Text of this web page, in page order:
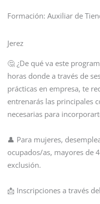
Formación: Auxiliar de
Jerez
🤔 ¿De qué va este
horas donde a través de
prácticas en empresa, te
entrenarás las principales
necesarias para
👤 Para mujeres,
ocupados/as, mayores de
exclusión.
📩 Inscripciones a través del